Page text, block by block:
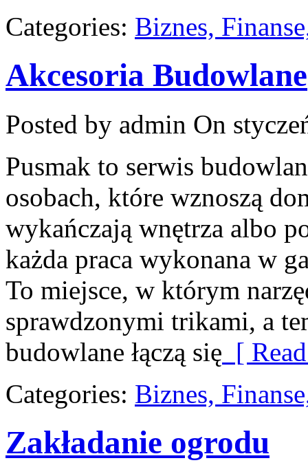
Categories: Biznes,
Akcesoria Budowlane
Posted by admin On
Pusmak to serwis
osobach, które wznoszą
wykańczają wnętrza albo
każda praca wykonana w
To miejsce, w którym
sprawdzonymi trikami, a
budowlane łączą się [
Categories: Biznes,
Zakładanie ogrodu